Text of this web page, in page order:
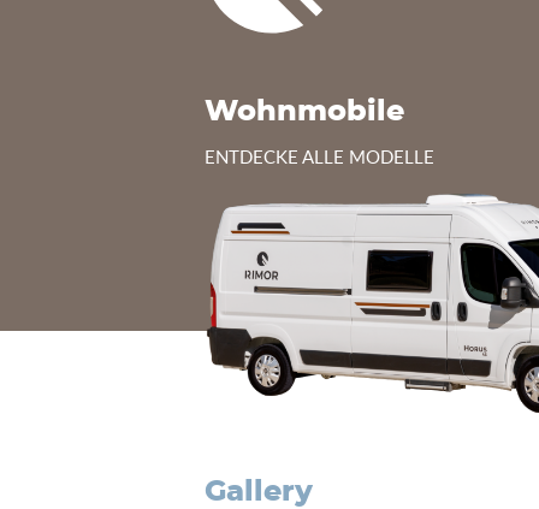
Wohnmobile
ENTDECKE ALLE MODELLE
Gallery